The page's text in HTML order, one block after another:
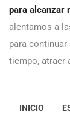
para alcanzar
alentamos a
para
tiempo, atraer
INICIO